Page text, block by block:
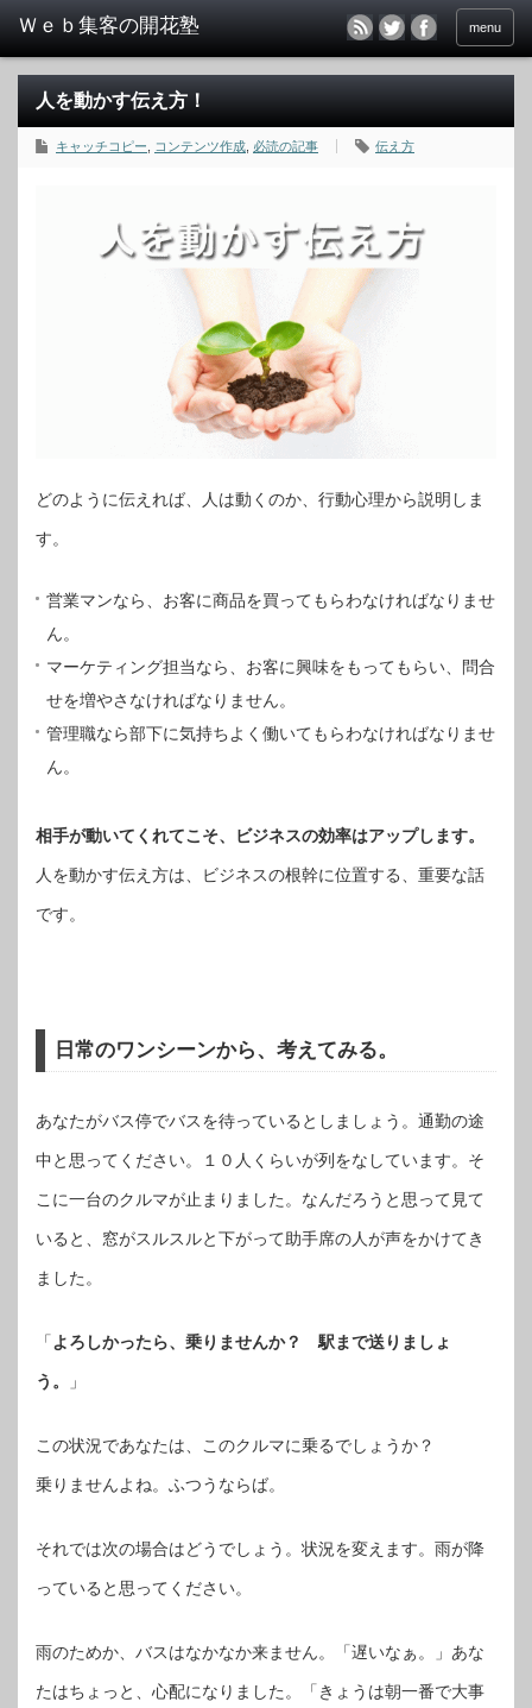
menu
人を動かす伝え方！
キャッチコピー コンテンツ作成 必読の記事 伝え方
どのように伝えれば、人は動くのか、行動心理から説明しま
す。
営業マンなら、お客に商品を買ってもらわなければなりませ
ん。
マーケティング担当なら、お客に興味をもってもらい、問合
せを増やさなければなりません。
管理職なら部下に気持ちよく働いてもらわなければなりませ
ん。
相手が動いてくれてこそ、ビジネスの効率はアップします。
人を動かす伝え方は、ビジネスの根幹に位置する、重要な話
です。
日常のワンシーンから、考えてみる。
あなたがバス停でバスを待っているとしましょう。通勤の途
中と思ってください。１０人くらいが列をなしています。そ
こに一台のクルマが止まりました。なんだろうと思って見て
いると、窓がスルスルと下がって助手席の人が声をかけてき
ました。
「よろしかったら、乗りませんか？ 駅まで送りましょ
う。 」
この状況であなたは、このクルマに乗るでしょうか？
乗りませんよね。ふつうならば。
それでは次の場合はどうでしょう。状況を変えます。雨が降
っていると思ってください。
雨のためか、バスはなかなか来ません。「遅いなぁ。」あな
たはちょっと、心配になりました。「きょうは朝一番で大事